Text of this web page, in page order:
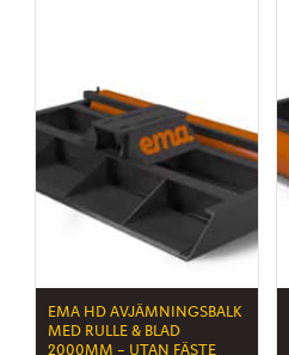
EMA HD AVJÄMNINGSBALK
MED RULLE & BLAD
2000MM – UTAN FÄSTE